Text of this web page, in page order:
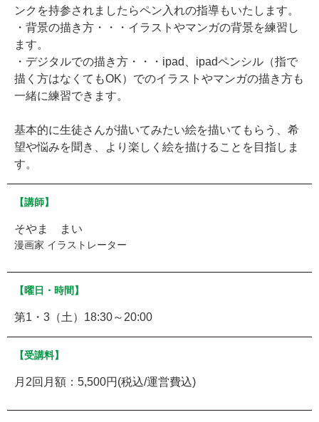
ンクを持参されましたらペン入れの指導もいたします。
・背景の描き方・・・イラストやマンガの背景を練習し
ます。
・デジタルでの描き方・・・ipad、ipadペンシル（指で
描く方はなくてもOK）でのイラストやマンガの描き方も
一緒に練習できます。
基本的に生徒さんが描いてみたい絵を描いてもらう、希
望や悩みを聞き、より楽しく絵を描けることを目指しま
す。
【講師】
そやま まい
漫画家 イラストレーター
【曜日・時間】
第1・3（土）18:30～20:00
【受講料】
月2回月額：5,500円(税込/運営費込)